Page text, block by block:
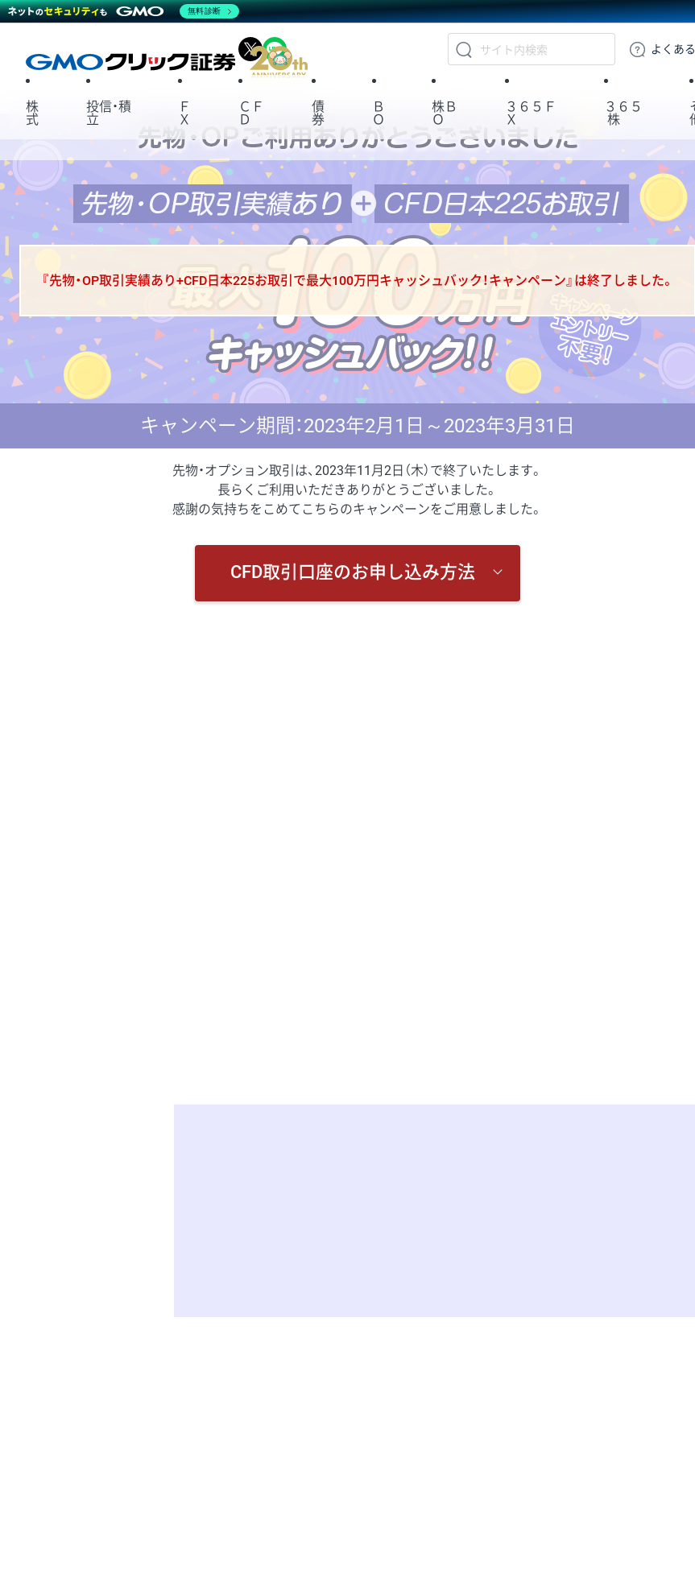
GMOクリック証券
よくある
株
式
投信・積
立
Ｆ
Ｘ
ＣＦ
Ｄ
債
券
Ｂ
Ｏ
株Ｂ
Ｏ
３６５Ｆ
Ｘ
３６５
株
『先物・OP取引実績あり+CFD日本225お取引で最大100万円キャッシュバック！キャンペーン』は終了しました。
キャンペーン期間：2023年2月1日～2023年3月31日
先物・オプション取引は、2023年11月2日（木）で終了いたします。
長らくご利用いただきありがとうございました。
感謝の気持ちをこめてこちらのキャンペーンをご用意しました。
CFD取引口座のお申し込み方法
無料診断